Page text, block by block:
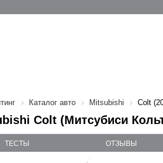
Каталог авто Mitsubishi Colt
Colt (Митсубиси
ТЕСТЫ ОТЗЫВЫ